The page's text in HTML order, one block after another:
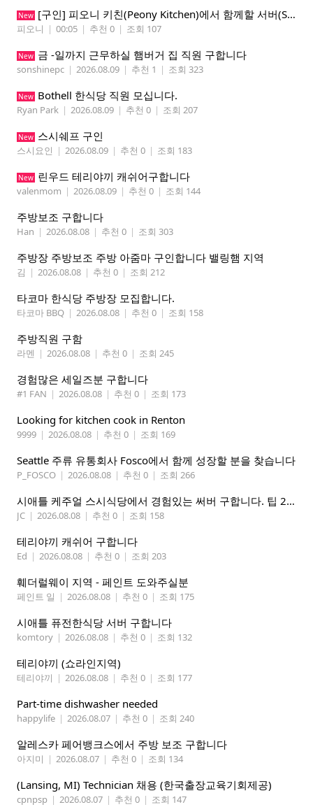
New [구인] 피오니 키친(Peony Kitchen)에서 함께할 서버(Server)를 모집합니다!
피오니 | 00:05 | 추천 0 | 조회 107
New 금 -일까지 근무하실 햄버거 집 직원 구합니다
sonshinepc | 2026.08.09 | 추천 1 | 조회 323
New Bothell 한식당 직원 모십니다.
Ryan Park | 2026.08.09 | 추천 0 | 조회 207
New 스시쉐프 구인
스시요인 | 2026.08.09 | 추천 0 | 조회 183
New 린우드 테리야끼 캐쉬어구합니다
valenmom | 2026.08.09 | 추천 0 | 조회 144
주방보조 구합니다
Han | 2026.08.08 | 추천 0 | 조회 303
주방장 주방보조 주방 아줌마 구인합니다 밸링햄 지역
김 | 2026.08.08 | 추천 0 | 조회 212
타코마 한식당 주방장 모집합니다.
타코마 BBQ | 2026.08.08 | 추천 0 | 조회 158
주방직원 구함
라멘 | 2026.08.08 | 추천 0 | 조회 245
경험많은 세일즈분 구합니다
#1 FAN | 2026.08.08 | 추천 0 | 조회 173
Looking for kitchen cook in Renton
9999 | 2026.08.08 | 추천 0 | 조회 169
Seattle 주류 유통회사 Fosco에서 함께 성장할 분을 찾습니다
P_FOSCO | 2026.08.08 | 추천 0 | 조회 266
시애틀 케주얼 스시식당에서 경험있는 써버 구합니다. 팁 200 이상
JC | 2026.08.08 | 추천 0 | 조회 158
테리야끼 캐쉬어 구합니다
Ed | 2026.08.08 | 추천 0 | 조회 203
훼더럴웨이 지역 - 페인트 도와주실분
페인트 일 | 2026.08.08 | 추천 0 | 조회 175
시애틀 퓨전한식당 서버 구합니다
komtory | 2026.08.08 | 추천 0 | 조회 132
테리야끼 (쇼라인지역)
테리야끼 | 2026.08.08 | 추천 0 | 조회 177
Part-time dishwasher needed
happylife | 2026.08.07 | 추천 0 | 조회 240
알레스카 페어뱅크스에서 주방 보조 구합니다
아지미 | 2026.08.07 | 추천 0 | 조회 134
(Lansing, MI) Technician 채용 (한국출장교육기회제공)
cpnpsp | 2026.08.07 | 추천 0 | 조회 147